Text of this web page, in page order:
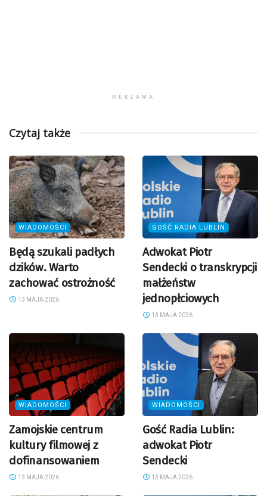
REKLAMA
Czytaj także
WIADOMOŚCI
Będą szukali padłych
dzików. Warto
zachować ostrożność
13 MAJA 2026
GOŚĆ RADIA LUBLIN
Adwokat Piotr
Sendecki o transkrypcji
małżeństw
jednopłciowych
13 MAJA 2026
WIADOMOŚCI
Zamojskie centrum
kultury filmowej z
dofinansowaniem
13 MAJA 2026
WIADOMOŚCI
Gość Radia Lublin:
adwokat Piotr
Sendecki
13 MAJA 2026